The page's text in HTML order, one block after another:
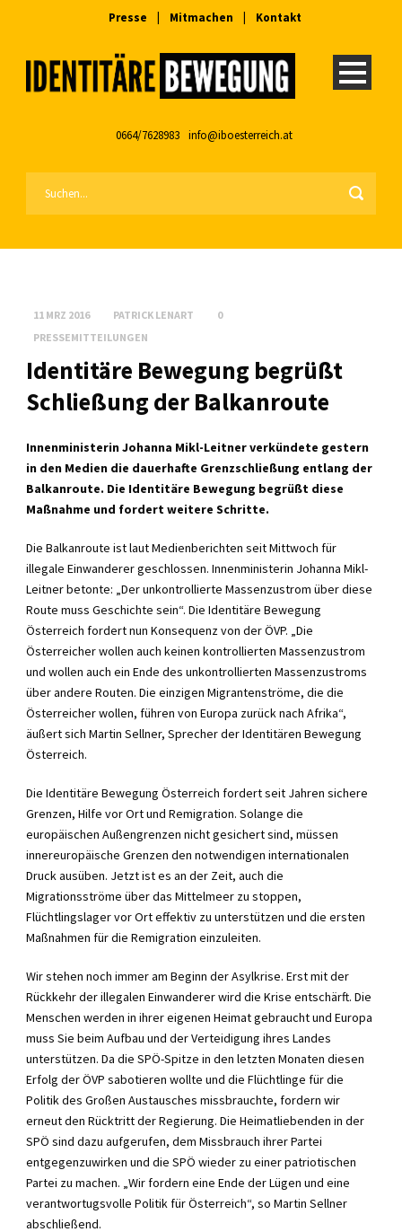
Presse Mitmachen Kontakt
0664/7628983 info@iboesterreich.at
11 MRZ 2016 PATRICK LENART
0
PRESSEMITTEILUNGEN
Identitäre Bewegung begrüßt
Schließung der Balkanroute
Innenministerin Johanna Mikl-Leitner verkündete gestern
in den Medien die dauerhafte Grenzschließung entlang der
Balkanroute. Die Identitäre Bewegung begrüßt diese
Maßnahme und fordert weitere Schritte.
Die Balkanroute ist laut Medienberichten seit Mittwoch für
illegale Einwanderer geschlossen. Innenministerin Johanna Mikl-
Leitner betonte: „Der unkontrollierte Massenzustrom über diese
Route muss Geschichte sein“. Die Identitäre Bewegung
Österreich fordert nun Konsequenz von der ÖVP. „Die
Österreicher wollen auch keinen kontrollierten Massenzustrom
und wollen auch ein Ende des unkontrollierten Massenzustroms
über andere Routen. Die einzigen Migrantenströme, die die
Österreicher wollen, führen von Europa zurück nach Afrika“,
äußert sich Martin Sellner, Sprecher der Identitären Bewegung
Österreich.
Die Identitäre Bewegung Österreich fordert seit Jahren sichere
Grenzen, Hilfe vor Ort und Remigration. Solange die
europäischen Außengrenzen nicht gesichert sind, müssen
innereuropäische Grenzen den notwendigen internationalen
Druck ausüben. Jetzt ist es an der Zeit, auch die
Migrationsströme über das Mittelmeer zu stoppen,
Flüchtlingslager vor Ort effektiv zu unterstützen und die ersten
Maßnahmen für die Remigration einzuleiten.
Wir stehen noch immer am Beginn der Asylkrise. Erst mit der
Rückkehr der illegalen Einwanderer wird die Krise entschärft. Die
Menschen werden in ihrer eigenen Heimat gebraucht und Europa
muss Sie beim Aufbau und der Verteidigung ihres Landes
unterstützen. Da die SPÖ-Spitze in den letzten Monaten diesen
Erfolg der ÖVP sabotieren wollte und die Flüchtlinge für die
Politik des Großen Austausches missbrauchte, fordern wir
erneut den Rücktritt der Regierung. Die Heimatliebenden in der
SPÖ sind dazu aufgerufen, dem Missbrauch ihrer Partei
entgegenzuwirken und die SPÖ wieder zu einer patriotischen
Partei zu machen. „Wir fordern eine Ende der Lügen und eine
verantwortugsvolle Politik für Österreich“, so Martin Sellner
abschließend.